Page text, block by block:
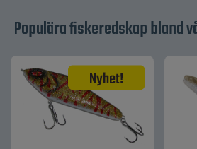
Varumärke
Serie
Spötyp
Längd
Kastvikt
Populära fiskeredskap bland